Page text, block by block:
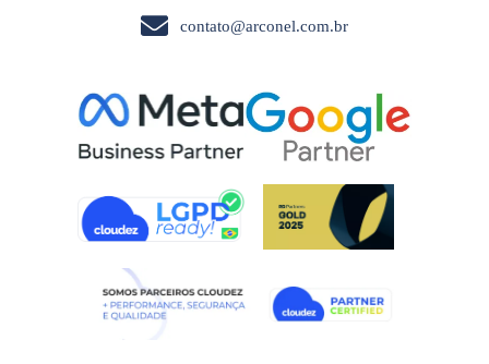
contato@arconel.com.br